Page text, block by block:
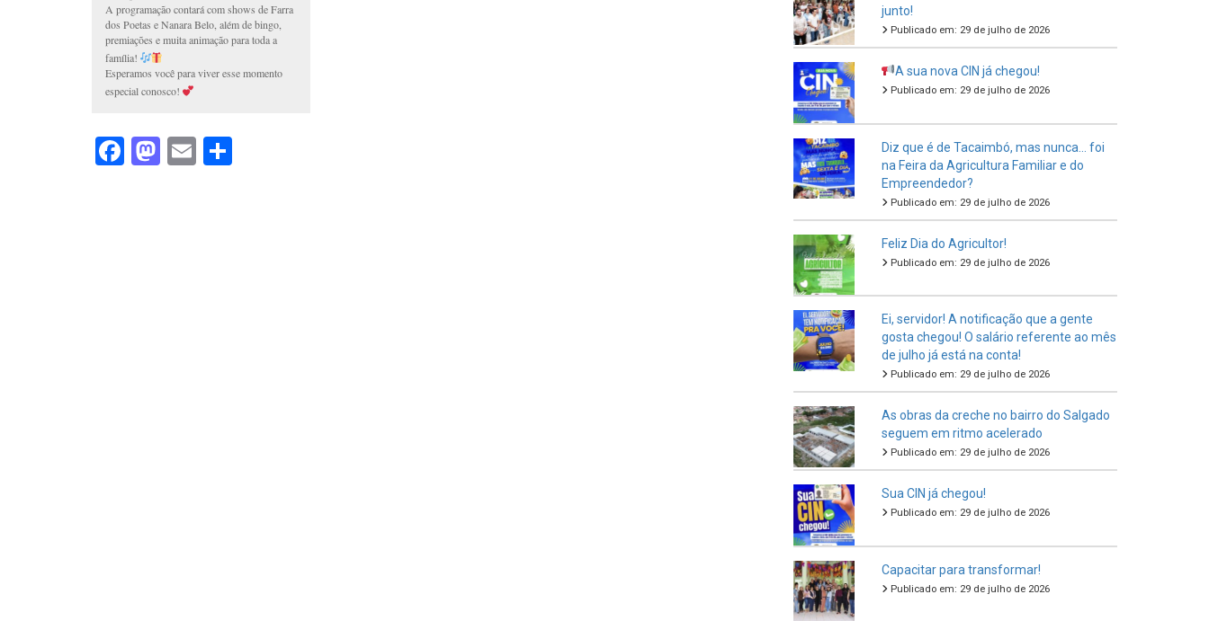
A programação contará com shows de Farra
dos Poetas e Nanara Belo, além de bingo,
premiações e muita animação para toda a
família!
Esperamos você para viver esse momento
especial conosco!
Facebook
Mastodon
Email
junto!
Publicado em: 29 de julho de 2026
A sua nova CIN já chegou!
Publicado em: 29 de julho de 2026
Diz que é de Tacaimbó, mas nunca… foi
na Feira da Agricultura Familiar e do
Empreendedor?
Publicado em: 29 de julho de 2026
Feliz Dia do Agricultor!
Publicado em: 29 de julho de 2026
Ei, servidor! A notificação que a gente
gosta chegou! O salário referente ao mês
de julho já está na conta!
Publicado em: 29 de julho de 2026
As obras da creche no bairro do Salgado
seguem em ritmo acelerado
Publicado em: 29 de julho de 2026
Sua CIN já chegou!
Publicado em: 29 de julho de 2026
Capacitar para transformar!
Publicado em: 29 de julho de 2026